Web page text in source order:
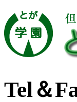
Tel＆